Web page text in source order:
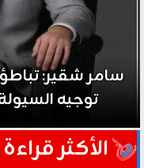
سامر شقير:
توجيه
الأكثر قراءة